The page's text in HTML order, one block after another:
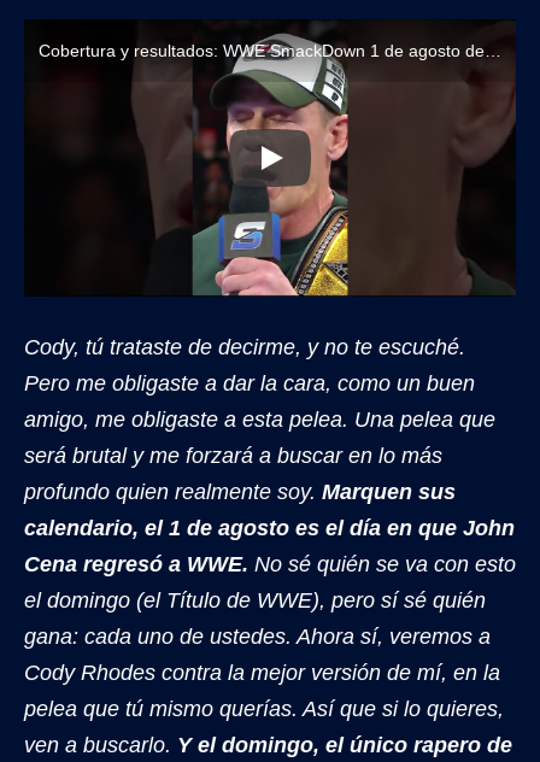
Cody, tú trataste de decirme, y no te escuché.
Pero me obligaste a dar la cara, como un buen
amigo, me obligaste a esta pelea. Una pelea que
será brutal y me forzará a buscar en lo más
profundo quien realmente soy. Marquen sus
calendario, el 1 de agosto es el día en que John
Cena regresó a WWE. No sé quién se va con esto
el domingo (el Título de WWE), pero sí sé quién
gana: cada uno de ustedes. Ahora sí, veremos a
Cody Rhodes contra la mejor versión de mí, en la
pelea que tú mismo querías. Así que si lo quieres,
ven a buscarlo. Y el domingo, el único rapero de